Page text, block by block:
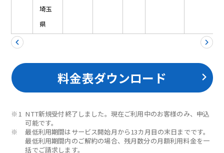
埼玉
県
料金表ダウンロード
※1 NTT新規受付終了しました。現在ご利用中のお客様のみ、申込
可能です。
※
最低利用期間はサービス開始月から13カ月目の末日までです。
最低利用期間内のご解約の場合、残月数分の月額利用料金を一
括でご請求します。